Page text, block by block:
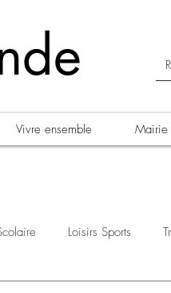
Vivre ensemble Mairie
Loisirs Sports